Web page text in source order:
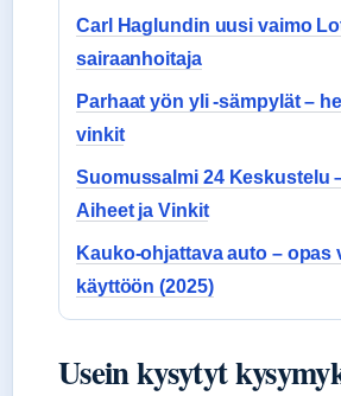
Carl Haglundin uusi vaimo
sairaanhoitaja
Parhaat yön yli -sämpylät –
vinkit
Suomussalmi 24 Keskustelu
Aiheet ja Vinkit
Kauko-ohjattava auto – opas
käyttöön (2025)
Usein kysytyt